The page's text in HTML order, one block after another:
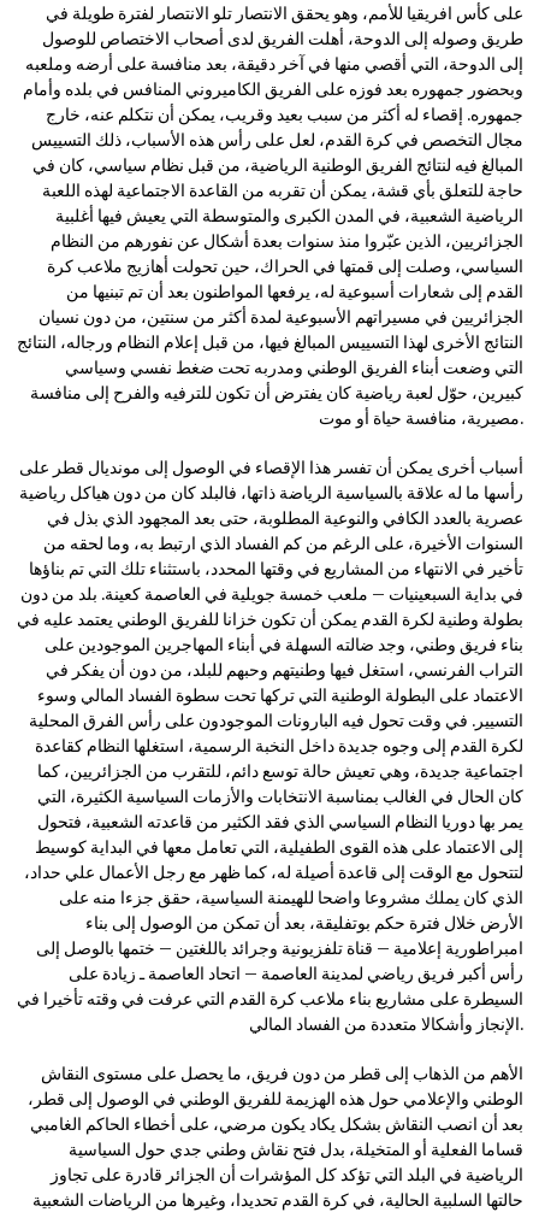
على كأس افريقيا للأمم، وهو يحقق الانتصار تلو الانتصار لفترة طويلة في
طريق وصوله إلى الدوحة، أهلت الفريق لدى أصحاب الاختصاص للوصول
إلى الدوحة، التي أقصي منها في آخر دقيقة، بعد منافسة على أرضه وملعبه
وبحضور جمهوره بعد فوزه على الفريق الكاميروني المنافس في بلده وأمام
جمهوره. إقصاء له أكثر من سبب بعيد وقريب، يمكن أن نتكلم عنه، خارج
مجال التخصص في كرة القدم، لعل على رأس هذه الأسباب، ذلك التسييس
المبالغ فيه لنتائج الفريق الوطنية الرياضية، من قبل نظام سياسي، كان في
حاجة للتعلق بأي قشة، يمكن أن تقربه من القاعدة الاجتماعية لهذه اللعبة
الرياضية الشعبية، في المدن الكبرى والمتوسطة التي يعيش فيها أغلبية
الجزائريين، الذين عبّروا منذ سنوات بعدة أشكال عن نفورهم من النظام
السياسي، وصلت إلى قمتها في الحراك، حين تحولت أهازيج ملاعب كرة
القدم إلى شعارات أسبوعية له، يرفعها المواطنون بعد أن تم تبنيها من
الجزائريين في مسيراتهم الأسبوعية لمدة أكثر من سنتين، من دون نسيان
النتائج الأخرى لهذا التسييس المبالغ فيها، من قبل إعلام النظام ورجاله، النتائج
التي وضعت أبناء الفريق الوطني ومدربه تحت ضغط نفسي وسياسي
كبيرين، حوّل لعبة رياضية كان يفترض أن تكون للترفيه والفرح إلى منافسة
مصيرية، منافسة حياة أو موت.
أسباب أخرى يمكن أن تفسر هذا الإقصاء في الوصول إلى مونديال قطر على
رأسها ما له علاقة بالسياسية الرياضة ذاتها، فالبلد كان من دون هياكل رياضية
عصرية بالعدد الكافي والنوعية المطلوبة، حتى بعد المجهود الذي بذل في
السنوات الأخيرة، على الرغم من كم الفساد الذي ارتبط به، وما لحقه من
تأخير في الانتهاء من المشاريع في وقتها المحدد، باستثناء تلك التي تم بناؤها
في بداية السبعينيات – ملعب خمسة جويلية في العاصمة كعينة. بلد من دون
بطولة وطنية لكرة القدم يمكن أن تكون خزانا للفريق الوطني يعتمد عليه في
بناء فريق وطني، وجد ضالته السهلة في أبناء المهاجرين الموجودين على
التراب الفرنسي، استغل فيها وطنيتهم وحبهم للبلد، من دون أن يفكر في
الاعتماد على البطولة الوطنية التي تركها تحت سطوة الفساد المالي وسوء
التسيير. في وقت تحول فيه البارونات الموجودون على رأس الفرق المحلية
لكرة القدم إلى وجوه جديدة داخل النخبة الرسمية، استغلها النظام كقاعدة
اجتماعية جديدة، وهي تعيش حالة توسع دائم، للتقرب من الجزائريين، كما
كان الحال في الغالب بمناسبة الانتخابات والأزمات السياسية الكثيرة، التي
يمر بها دوريا النظام السياسي الذي فقد الكثير من قاعدته الشعبية، فتحول
إلى الاعتماد على هذه القوى الطفيلية، التي تعامل معها في البداية كوسيط
لتتحول مع الوقت إلى قاعدة أصيلة له، كما ظهر مع رجل الأعمال علي حداد،
الذي كان يملك مشروعا واضحا للهيمنة السياسية، حقق جزءا منه على
الأرض خلال فترة حكم بوتفليقة، بعد أن تمكن من الوصول إلى بناء
امبراطورية إعلامية – قناة تلفزيونية وجرائد باللغتين – ختمها بالوصل إلى
رأس أكبر فريق رياضي لمدينة العاصمة – اتحاد العاصمة ـ زيادة على
السيطرة على مشاريع بناء ملاعب كرة القدم التي عرفت في وقته تأخيرا في
الإنجاز وأشكالا متعددة من الفساد المالي.
الأهم من الذهاب إلى قطر من دون فريق، ما يحصل على مستوى النقاش
الوطني والإعلامي حول هذه الهزيمة للفريق الوطني في الوصول إلى قطر،
بعد أن انصب النقاش بشكل يكاد يكون مرضي، على أخطاء الحاكم الغامبي
قساما الفعلية أو المتخيلة، بدل فتح نقاش وطني جدي حول السياسية
الرياضية في البلد التي تؤكد كل المؤشرات أن الجزائر قادرة على تجاوز
حالتها السلبية الحالية، في كرة القدم تحديدا، وغيرها من الرياضات الشعبية